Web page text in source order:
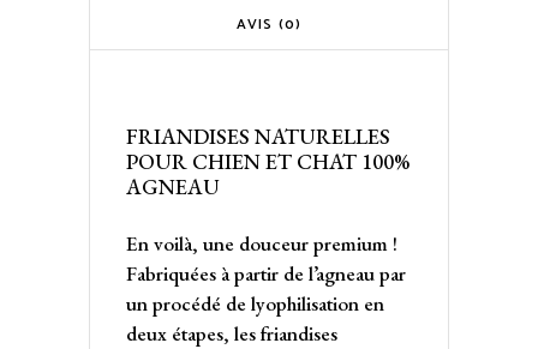
AVIS (0)
FRIANDISES NATURELLES
POUR CHIEN ET CHAT 100%
AGNEAU
En voilà, une douceur premium !
Fabriquées à partir de l’agneau par
un procédé de lyophilisation en
deux étapes, les friandises